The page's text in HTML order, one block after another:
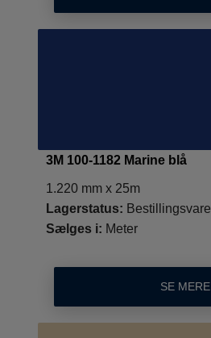
3M 100-1182 Marine blå
1.220 mm x 25m
Lagerstatus: Bestillingsvare
Sælges i: Meter
SE MERE